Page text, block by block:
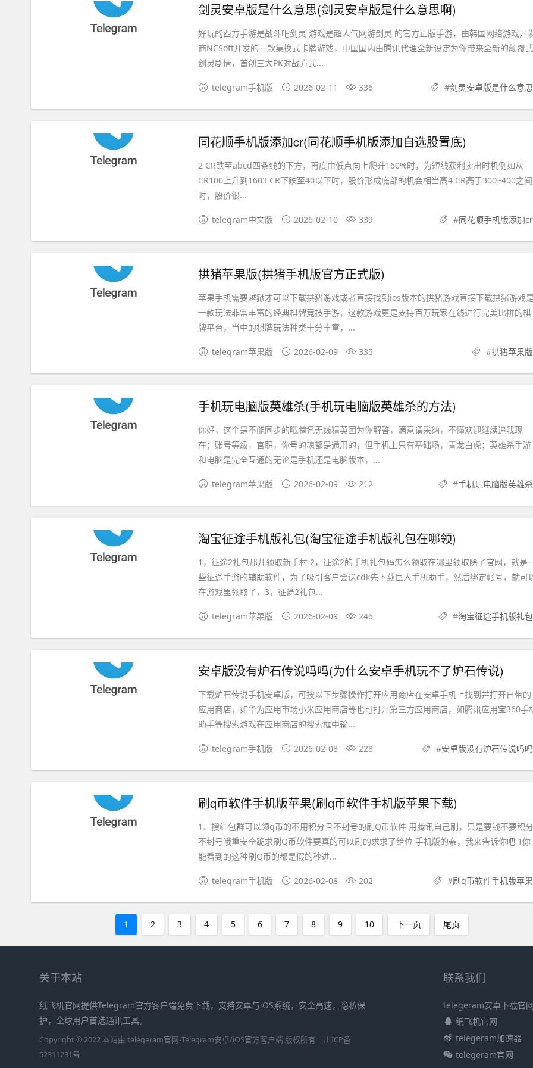
剑灵安卓版是什么意思(剑灵安卓版是什么意思啊)
好玩的西方手游是战斗吧剑灵 游戏是超人气网游剑灵 的官方正版手游，由韩国网络游戏开
商NCSoft开发的一款集换式卡牌游戏，中国国内由腾讯代理全新设定为你带来全新的颠覆式
剑灵剧情，首创三大PK对战方式...
telegram手机版 2026-02-11 336 #剑灵安卓版是什么意思
同花顺手机版添加cr(同花顺手机版添加自选股置底)
2 CR跌至abcd四条线的下方，再度由低点向上爬升160%时，为短线获利卖出时机例如从
CR100上升到1603 CR下跌至40以下时，股价形成底部的机会相当高4 CR高于300~400之间
时，股价很...
telegram中文版 2026-02-10 339 #同花顺手机版添加cr
拱猪苹果版(拱猪手机版官方正式版)
苹果手机需要越狱才可以下载拱猪游戏或者直接找到ios版本的拱猪游戏直接下载拱猪游戏
一款玩法非常丰富的经典棋牌竞技手游，这款游戏更是支持百万玩家在线进行完美比拼的棋
牌平台，当中的棋牌玩法种类十分丰富，...
telegram苹果版 2026-02-09 335 #拱猪苹果版
手机玩电脑版英雄杀(手机玩电脑版英雄杀的方法)
你好，这个是不能同步的哦腾讯无线精英团为你解答，满意请采纳，不懂欢迎继续追我现
在；账号等级，官职，你号的魂都是通用的，但手机上只有基础场，青龙白虎；英雄杀手游
和电脑是完全互通的无论是手机还是电脑版本，...
telegram苹果版 2026-02-09 212 #手机玩电脑版英雄杀
淘宝征途手机版礼包(淘宝征途手机版礼包在哪领)
1，征途2礼包那儿领取新手村 2，征途2的手机礼包码怎么领取在哪里领取除了官网，就是
些征途手游的辅助软件，为了吸引客户会送cdk先下载巨人手机助手，然后绑定帐号，就可
在游戏里领取了，3，征途2礼包...
telegram苹果版 2026-02-09 246 #淘宝征途手机版礼包
安卓版没有炉石传说吗吗(为什么安卓手机玩不了炉石传说)
下载炉石传说手机安卓版，可按以下步骤操作打开应用商店在安卓手机上找到并打开自带的
应用商店，如华为应用市场小米应用商店等也可打开第三方应用商店，如腾讯应用宝360手
助手等搜索游戏在应用商店的搜索框中输...
telegram手机版 2026-02-08 228 #安卓版没有炉石传说吗吗
刷q币软件手机版苹果(刷q币软件手机版苹果下载)
1、搜红包群可以领q币的不用积分且不封号的刷Q币软件 用腾讯自己刷，只是要钱不要积分
不封号哦重安全跪求刷Q币软件要真的可以刷的求求了给位 手机版的亲，我来告诉你吧 1你
能看到的这种刷Q币的都是假的秒进...
telegram手机版 2026-02-08 202 #刷q币软件手机版苹果
1 2 3 4 5 6 7 8 9 10 下一页 尾页
关于本站
纸飞机官网提供Telegram官方客户端免费下载，支持安卓与iOS系统，安全高速，隐私保
护，全球用户首选通讯工具。
Copyright © 2022 本站由 telegeram官网-Telegram安卓/iOS官方客户端 版权所有
川ICP备
52311231号
联系我们
telegeram安卓下载官
纸飞机官网
telegeram加速器
telegeram官网